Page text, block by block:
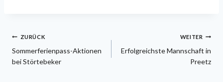
Beitragsnavigation
ZURÜCK
Sommerferienpass-Aktionen
bei Störtebeker
WEITER
Erfolgreichste Mannschaft in
Preetz